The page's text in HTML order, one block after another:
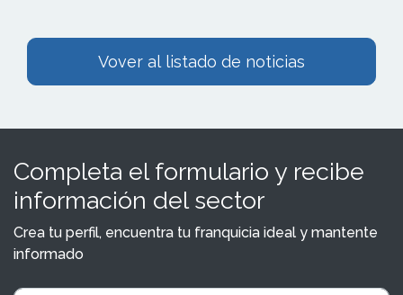
Vover al listado de noticias
Completa el formulario y recibe
información del sector
Crea tu perfil, encuentra tu franquicia ideal y mantente
informado